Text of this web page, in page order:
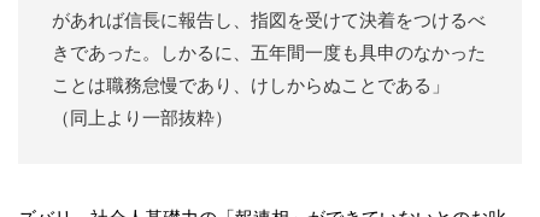
があれば信長に報告し、指図を受けて決着をつけるべ
きであった。しかるに、五年間一度も具申のなかった
ことは職務怠慢であり、けしからぬことである」
（同上より一部抜粋）